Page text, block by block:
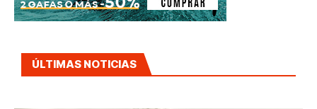
ÚLTIMAS NOTICIAS